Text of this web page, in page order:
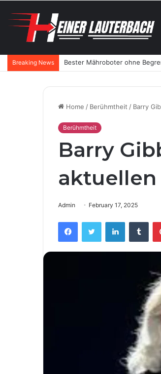
Breaking News Luxus-Hautpflege aus der
Home / Berühmtheit / Barry
Berühmtheit
Barry
Admin February 17, 2025
FacebookTwitter LinkedIn